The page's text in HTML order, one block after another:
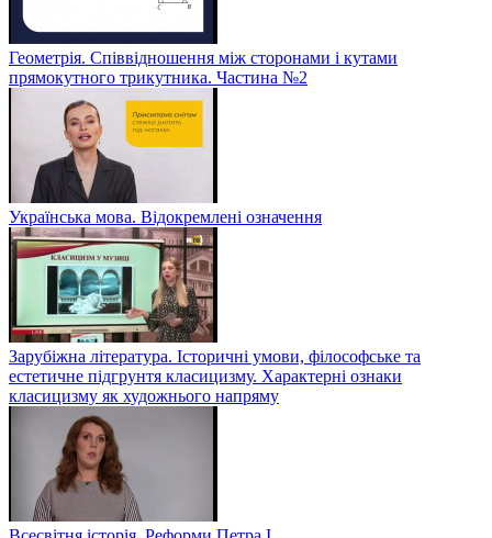
Геометрія. Співвідношення між сторонами і кутами
прямокутного трикутника. Частина №2
Українська мова. Відокремлені означення
Зарубіжна література. Історичні умови, філософське та
естетичне підгрунтя класицизму. Характерні ознаки
класицизму як художнього напряму